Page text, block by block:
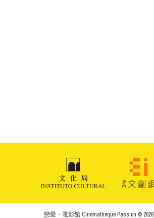
戀愛・電影館 Cinematheque Passion © 2026